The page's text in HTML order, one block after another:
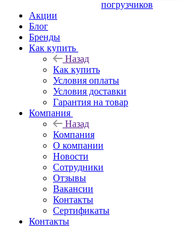
погрузчиков
Акции
Блог
Бренды
Как купить
Назад
Как купить
Условия оплаты
Условия доставки
Гарантия на товар
Компания
Назад
Компания
О компании
Новости
Сотрудники
Отзывы
Вакансии
Контакты
Сертификаты
Контакты